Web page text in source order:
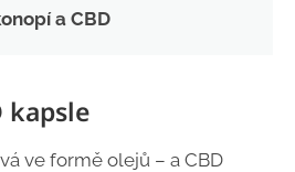
a CBD
kapsle
ve formě olejů – a CBD